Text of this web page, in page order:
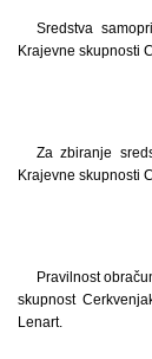
Sredstva
Krajevne skupnosti
Za zbiranje
Krajevne skupnosti
Pravilnost
skupnost
Lenart.